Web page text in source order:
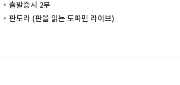
출발증시 2부
판도라 (판을 읽는 도파민 라이브)